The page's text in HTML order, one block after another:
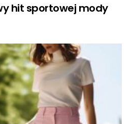
hit sportowej mody